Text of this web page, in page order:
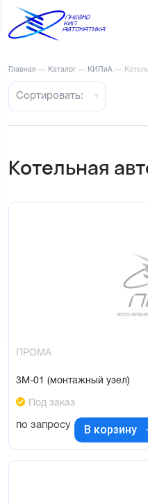
Главная — Каталог — КИПиА —
Сортировать:
Котельная
ПРОМА
3М-01 (монтажный узел)
Под заказ
по запросу В корзину